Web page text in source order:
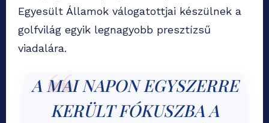
Egyesült Államok válogatottjai készülnek a
golfvilág egyik legnagyobb presztízsű
viadalára.
A MAI NAPON EGYSZERRE
KERÜLT FÓKUSZBA A